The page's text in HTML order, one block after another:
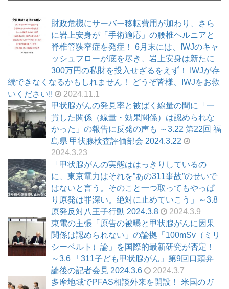
財政危機にサーバー移転費用が加わり、さら
に岩上安身が「手術適応」の腰椎ヘルニアと
脊椎管狭窄症を発症！ 6月末には、IWJのキャ
ッシュフローが底を尽き、岩上安身は新たに
300万円の私財を投入せざるをえず！ IWJが存
続できなくなるかもしれません！ どうぞ皆様、IWJをお救
いください!!
2024.11.1
甲状腺がんの発見率と被ばく線量の間に「一
貫した関係（線量・効果関係）は認められな
かった」の報告に反発の声も ～3.22 第22回 福
島県 甲状腺検査評価部会 2024.3.22
2024.3.23
「甲状腺がんの実態ははっきりしているの
に、東京電力はそれを”あの311事故”のせいで
はないと言う。そのこと一つ取ってもやっぱ
り原発は罪深い。絶対に止めていこう」～3.8
原発反対八王子行動 2024.3.8
2024.3.9
東電の主張「原告の被曝と甲状腺がんに因果
関係は認められない」の論拠「100mSv（ミリ
シーベルト）論」を国際的最新研究が否定！
～3.6 「311子ども甲状腺がん」第9回口頭弁
論後の記者会見 2024.3.6
2024.3.7
多摩地域でPFAS相談外来を開設！ 米国のガ